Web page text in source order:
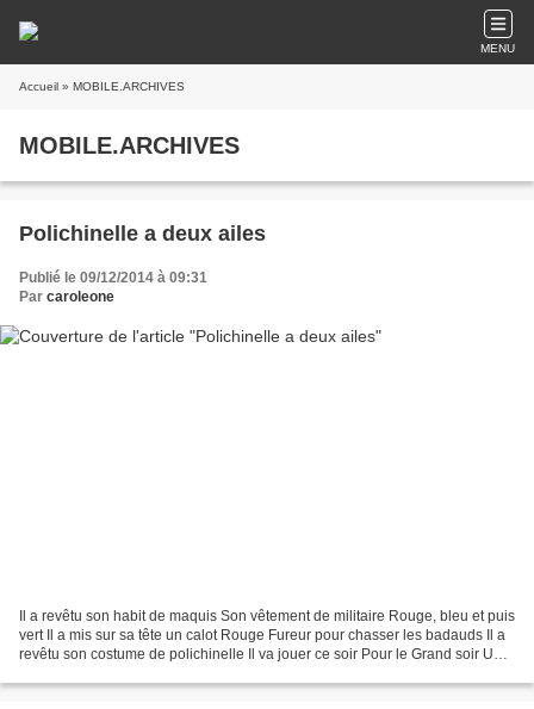
MENU
Accueil » MOBILE.ARCHIVES
MOBILE.ARCHIVES
Polichinelle a deux ailes
Publié le 09/12/2014 à 09:31
Par caroleone
Il a revêtu son habit de maquis Son vêtement de militaire Rouge, bleu et puis
vert Il a mis sur sa tête un calot Rouge Fureur pour chasser les badauds Il a
revêtu son costume de polichinelle Il va jouer ce soir Pour le Grand soir Un